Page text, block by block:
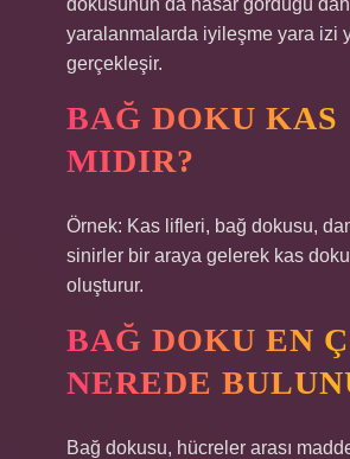
dokusunun da hasar gördüğü
yaralanmalarda iyileşme yara izi
gerçekleşir.
BAĞ DOKU KAS
MIDIR?
Örnek: Kas lifleri, bağ dokusu,
sinirler bir araya gelerek kas
oluşturur.
BAĞ DOKU EN
NEREDE
Bağ dokusu, hücreler arası